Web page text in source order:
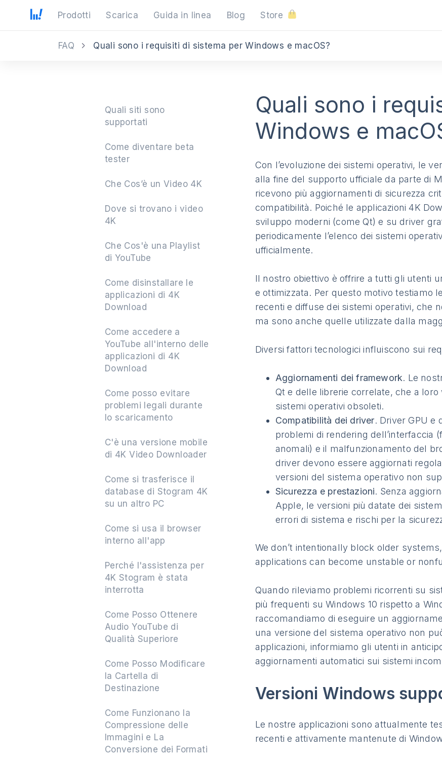
Prodotti Scarica Guida in linea Blog Store
Successivo
FAQ Quali sono i requisiti di sistema per Windows e macOS?
Quali siti sono
supportati
Come diventare beta
tester
Che Cos’è un Video 4K
Dove si trovano i video
4K
Che Cos'è una Playlist
di YouTube
Come disinstallare le
applicazioni di 4K
Download
Come accedere a
YouTube all'interno delle
applicazioni di 4K
Download
Come posso evitare
problemi legali durante
lo scaricamento
C'è una versione mobile
di 4K Video Downloader
Come si trasferisce il
database di Stogram 4K
su un altro PC
Come si usa il browser
interno all'app
Perché l'assistenza per
4K Stogram è stata
interrotta
Come Posso Ottenere
Audio YouTube di
Qualità Superiore
Come Posso Modificare
la Cartella di
Destinazione
Come Funzionano la
Compressione delle
Immagini e La
Conversione dei Formati
Quali sono i
Windows e
Con l’evoluzione dei sistemi operativi, le
alla fine del supporto ufficiale da parte di
ricevono più aggiornamenti di sicurezza
compatibilità. Poiché le applicazioni 4K
sviluppo moderni (come Qt) e su driver
periodicamente l’elenco dei sistemi
ufficialmente.
Il nostro obiettivo è offrire a tutti gli utenti
e ottimizzata. Per questo motivo testiamo
recenti e diffuse dei sistemi operativi, che
ma sono anche quelle utilizzate dalla
Diversi fattori tecnologici influiscono sui
Aggiornamenti dei framework. Le
Qt e delle librerie correlate, che a
sistemi operativi obsoleti.
Compatibilità dei driver. Driver GPU e
problemi di rendering dell’interfaccia
anomali) e il malfunzionamento del
driver devono essere aggiornati
versioni del sistema operativo non
Sicurezza e prestazioni. Senza
Apple, le versioni più datate dei
errori di sistema e rischi per la
We don’t intentionally block older
applications can become unstable or
Quando rileviamo problemi ricorrenti su
più frequenti su Windows 10 rispetto a
raccomandiamo di eseguire un
una versione del sistema operativo non
applicazioni, informiamo gli utenti in
aggiornamenti automatici sui sistemi
Versioni Windows
Le nostre applicazioni sono attualmente
recenti e attivamente mantenute di